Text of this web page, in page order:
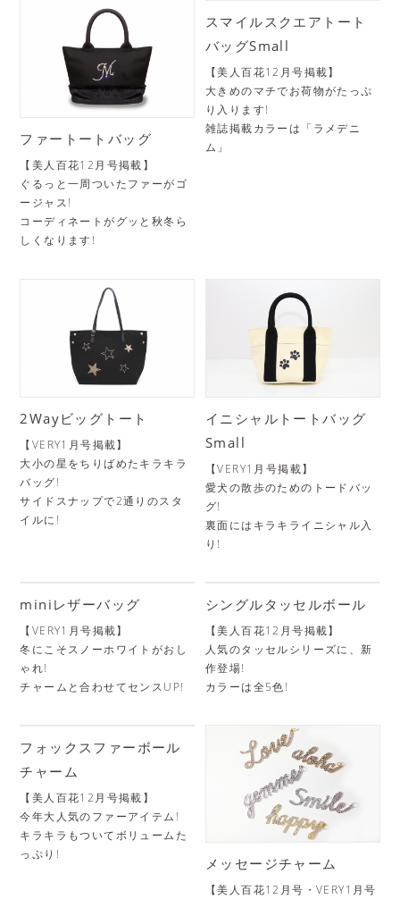
ファートートバッグ
【美人百花12月号掲載】
ぐるっと一周ついたファーがゴ
ージャス!
コーディネートがグッと秋冬ら
しくなります!
スマイルスクエアトート
バッグSmall
【美人百花12月号掲載】
大きめのマチでお荷物がたっぷ
り入ります!
雑誌掲載カラーは「ラメデニ
ム」
2Wayビッグトート
【VERY1月号掲載】
大小の星をちりばめたキラキラ
バッグ!
サイドスナップで2通りのスタ
イルに!
イニシャルトートバッグ
Small
【VERY1月号掲載】
愛犬の散歩のためのトードバッ
グ!
裏面にはキラキライニシャル入
り!
miniレザーバッグ
【VERY1月号掲載】
冬にこそスノーホワイトがおし
ゃれ!
チャームと合わせてセンスUP!
シングルタッセルボール
【美人百花12月号掲載】
人気のタッセルシリーズに、新
作登場!
カラーは全5色!
フォックスファーボール
チャーム
【美人百花12月号掲載】
今年大人気のファーアイテム!
キラキラもついてボリュームた
っぷり!
メッセージチャーム
【美人百花12月号・VERY1月号